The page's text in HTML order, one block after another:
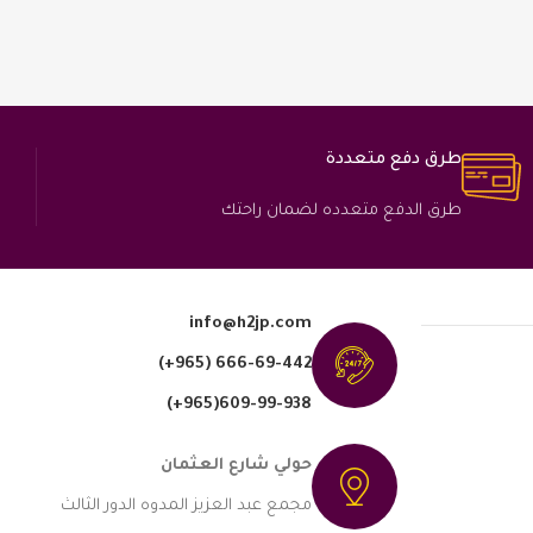
طرق دفع متعددة
طرق الدفع متعدده لضمان راحتك
info@h2jp.com
(+965) 666-69-442
609-99-938(965+)
حولي شارع العثمان
مجمع عبد العزيز المدوه الدور الثالث